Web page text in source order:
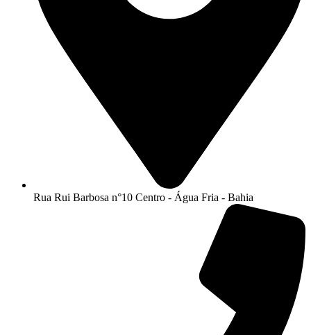
Rua Rui Barbosa n°10 Centro - Água Fria - Bahia